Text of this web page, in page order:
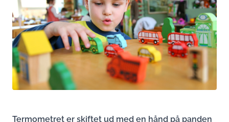
Termometret er skiftet ud med en hånd på panden